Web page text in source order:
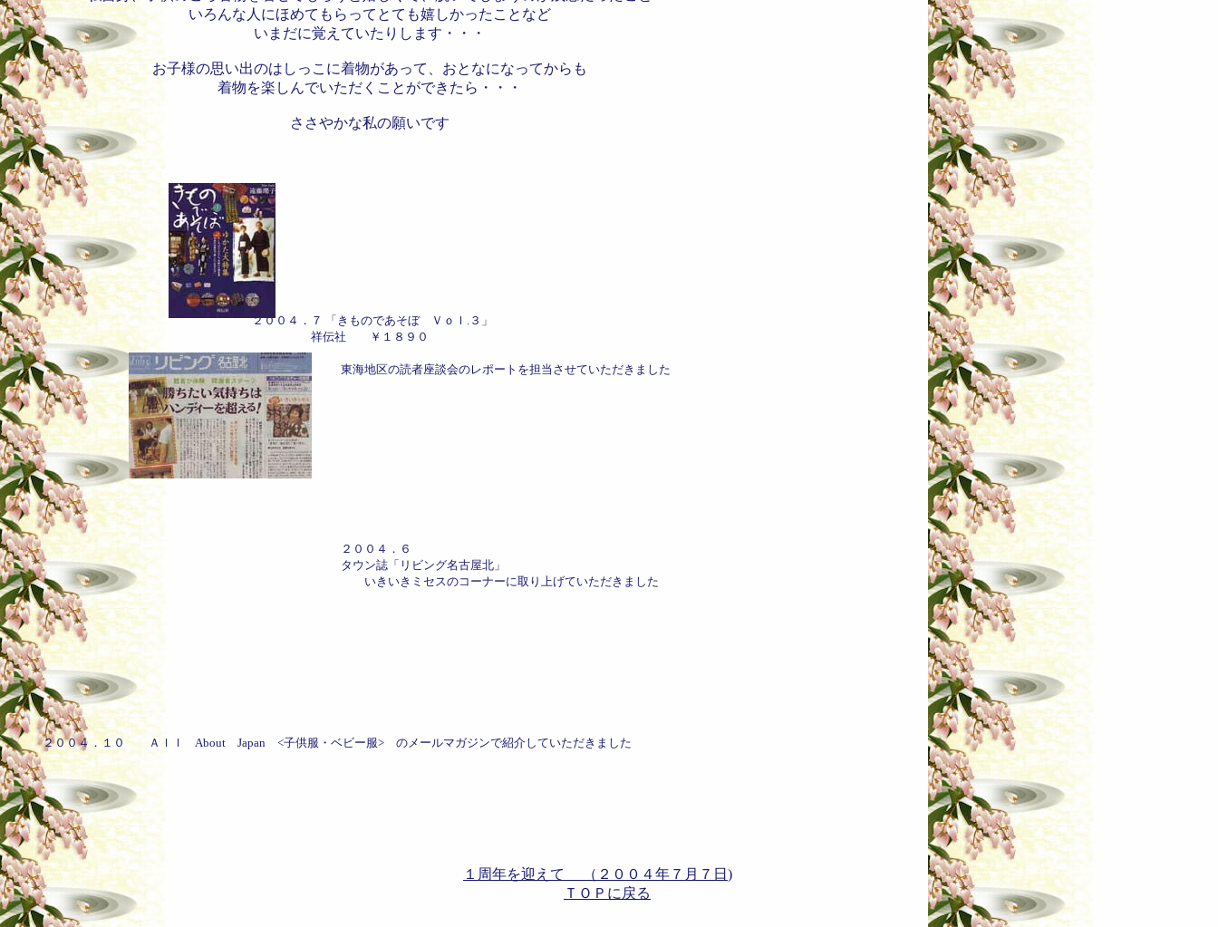
いろ んな人にほめてもらってとても嬉しかったことなど
いまだに覚えていたりします・・・
お子様の思い出のはしっこに着物があって、おとなになってからも
着物を楽しんでいただくことができたら・・・
ささやかな私の願いです
２００４．７ 「きものであそぼ Ｖｏｌ.３」
祥伝社 ￥１８９０
東海地区の読者座談会のレポートを担当させていただきました
２００４．６
タウン誌「リビング名古屋北」
いきいきミセスのコーナーに取り上げていただきました
２００４．１０ Ａｌｌ About Japan <子供服・ベビー服> のメールマガジンで紹介していただきました
１周年を迎えて （２００４年７月７日 )
ＴＯＰに戻る